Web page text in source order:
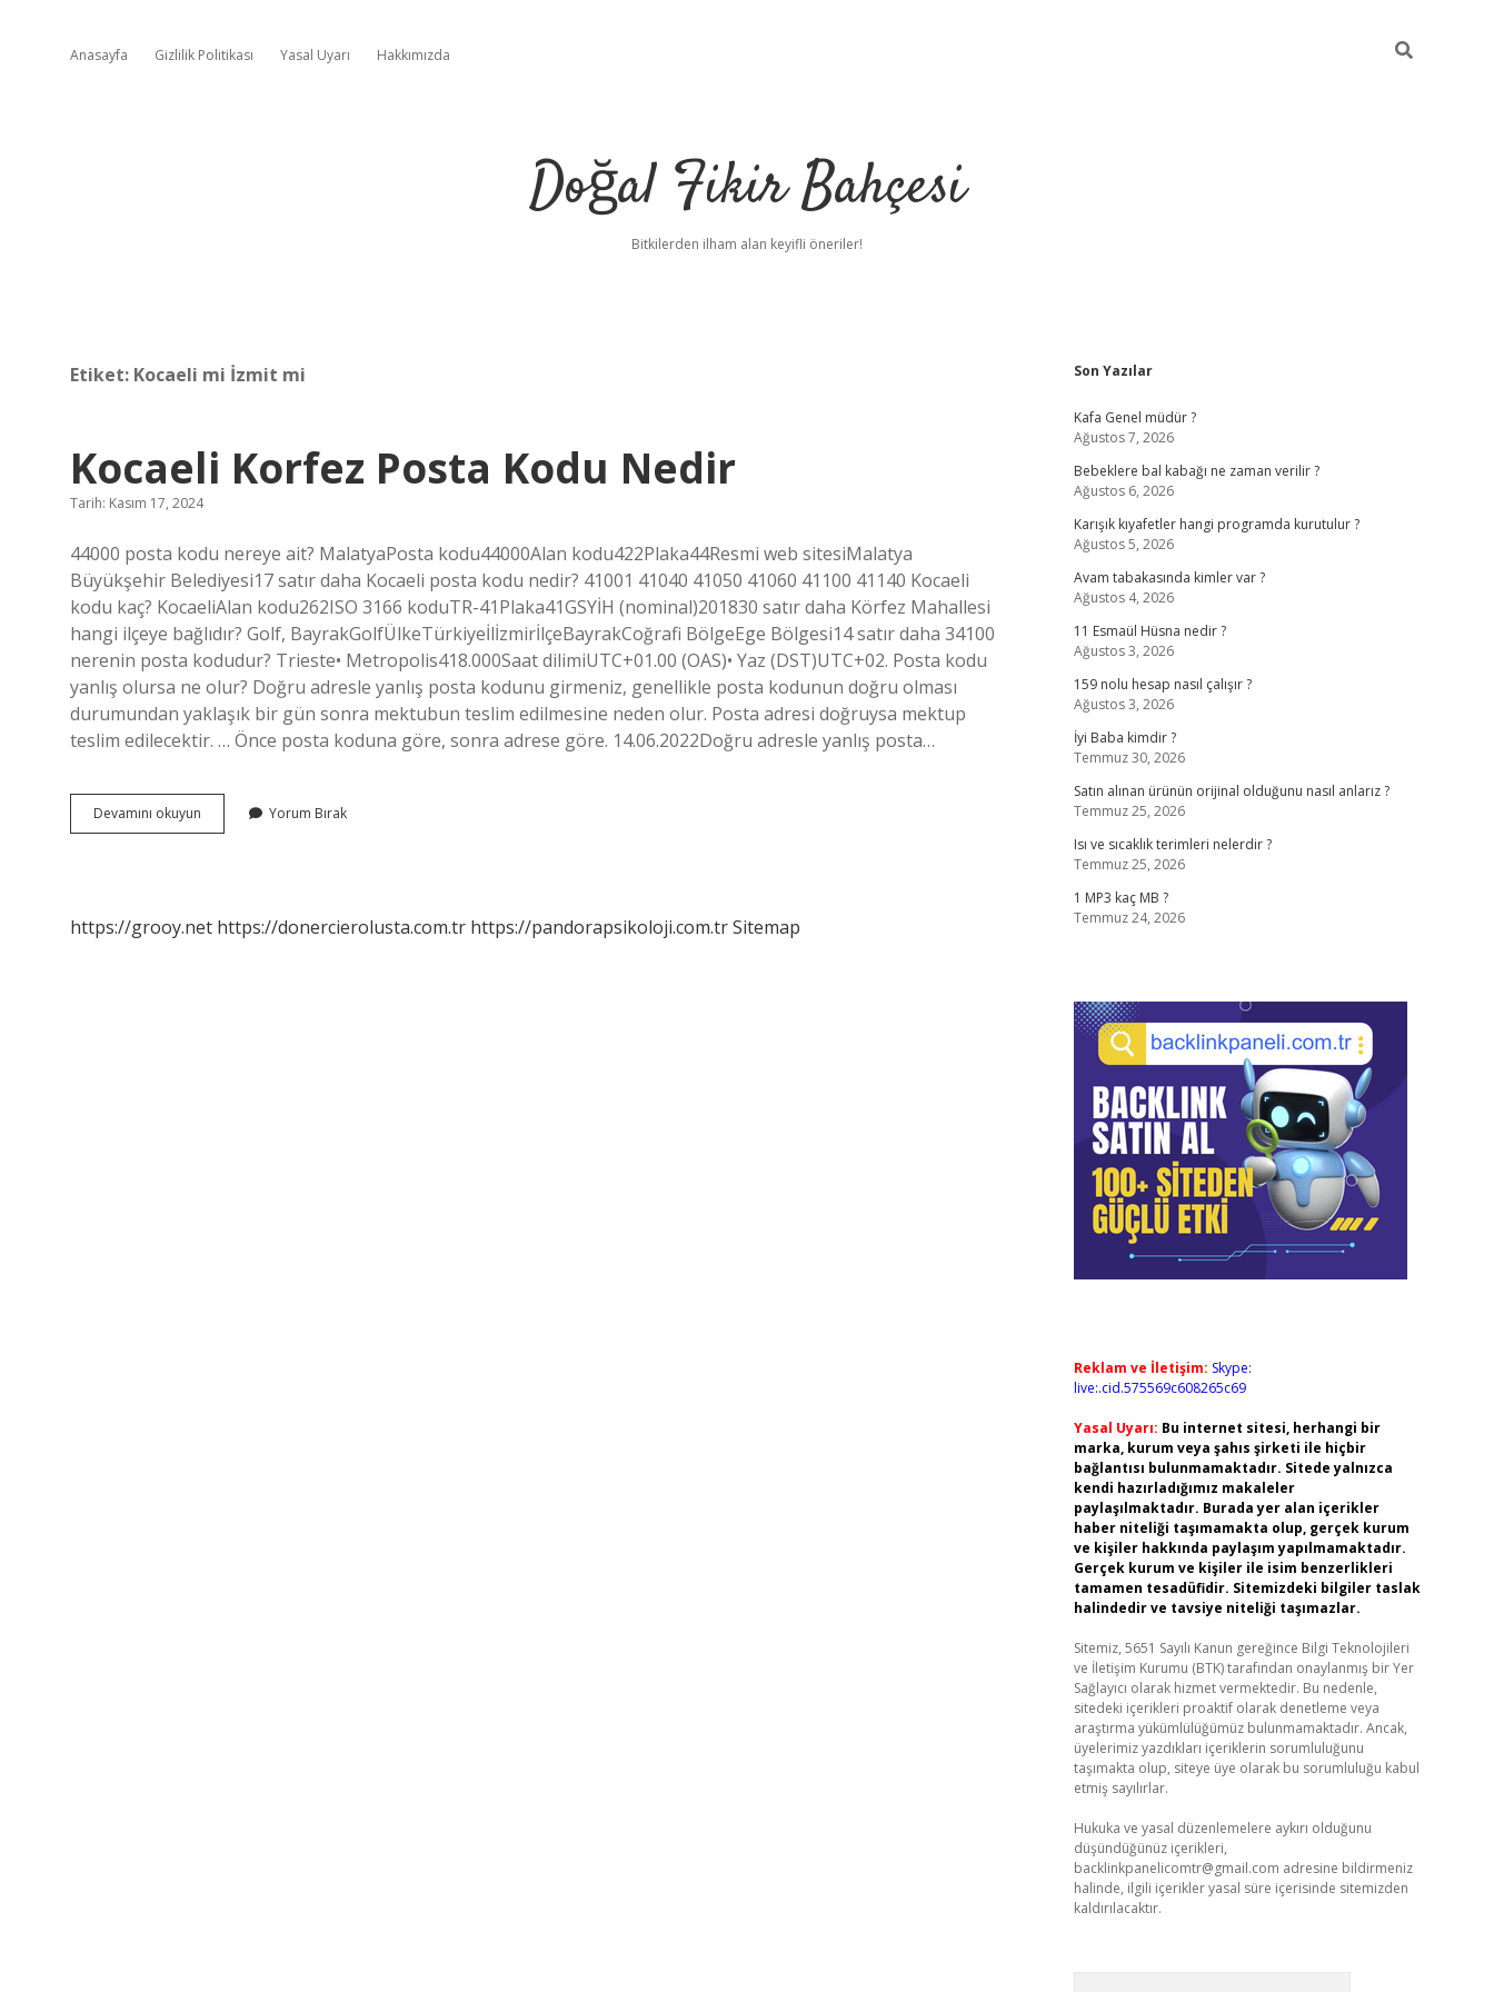
Anasayfa Gizlilik Politikası Yasal Uyarı Hakkımızda
Doğal Fikir Bahçesi
Bitkilerden ilham alan keyifli öneriler!
Etiket: Kocaeli mi İzmit mi
Kocaeli Korfez Posta Kodu Nedir
Tarih: Kasım 17, 2024
44000 posta kodu nereye ait? MalatyaPosta kodu44000Alan kodu422Plaka44Resmi web sitesiMalatya
Büyükşehir Belediyesi17 satır daha Kocaeli posta kodu nedir? 41001 41040 41050 41060 41100 41140 Kocaeli
kodu kaç? KocaeliAlan kodu262ISO 3166 koduTR-41Plaka41GSYİH (nominal)201830 satır daha Körfez Mahallesi
hangi ilçeye bağlıdır? Golf, BayrakGolfÜlkeTürkiyeİlİzmirİlçeBayrakCoğrafi BölgeEge Bölgesi14 satır daha 34100
nerenin posta kodudur? Trieste• Metropolis418.000Saat dilimiUTC+01.00 (OAS)• Yaz (DST)UTC+02. Posta kodu
yanlış olursa ne olur? Doğru adresle yanlış posta kodunu girmeniz, genellikle posta kodunun doğru olması
durumundan yaklaşık bir gün sonra mektubun teslim edilmesine neden olur. Posta adresi doğruysa mektup
teslim edilecektir. … Önce posta koduna göre, sonra adrese göre. 14.06.2022Doğru adresle yanlış posta…
Devamını okuyun
Korfez
Yorum Bırak
https://grooy.net https://donercierolusta.com.tr https://pandorapsikoloji.com.trSitemap
Sidebar
Son Yazılar
Kafa Genel müdür ?
Ağustos 7, 2026
Bebeklere bal kabağı ne zaman verilir ?
Ağustos 6, 2026
Karışık kıyafetler hangi programda kurutulur ?
Ağustos 5, 2026
Avam tabakasında kimler var ?
Ağustos 4, 2026
11 Esmaül Hüsna nedir ?
Ağustos 3, 2026
159 nolu hesap nasıl çalışır ?
Ağustos 3, 2026
İyi Baba kimdir ?
Temmuz 30, 2026
Satın alınan ürünün orijinal olduğunu nasıl anlarız ?
Temmuz 25, 2026
Isı ve sıcaklık terimleri nelerdir ?
Temmuz 25, 2026
1 MP3 kaç MB ?
Temmuz 24, 2026
Reklam ve İletişim: Skype:
live:.cid.575569c608265c69
Yasal Uyarı: Bu internet sitesi, herhangi bir
marka, kurum veya şahıs şirketi ile hiçbir
bağlantısı bulunmamaktadır. Sitede yalnızca
kendi hazırladığımız makaleler
paylaşılmaktadır. Burada yer alan içerikler
haber niteliği taşımamakta olup, gerçek kurum
ve kişiler hakkında paylaşım yapılmamaktadır.
Gerçek kurum ve kişiler ile isim benzerlikleri
tamamen tesadüfidir. Sitemizdeki bilgiler taslak
halindedir ve tavsiye niteliği taşımazlar.
Sitemiz, 5651 Sayılı Kanun gereğince Bilgi Teknolojileri
ve İletişim Kurumu (BTK) tarafından onaylanmış bir Yer
Sağlayıcı olarak hizmet vermektedir. Bu nedenle,
sitedeki içerikleri proaktif olarak denetleme veya
araştırma yükümlülüğümüz bulunmamaktadır. Ancak,
üyelerimiz yazdıkları içeriklerin sorumluluğunu
taşımakta olup, siteye üye olarak bu sorumluluğu kabul
etmiş sayılırlar.
Hukuka ve yasal düzenlemelere aykırı olduğunu
düşündüğünüz içerikleri,
backlinkpanelicomtr@gmail.com adresine bildirmeniz
halinde, ilgili içerikler yasal süre içerisinde sitemizden
kaldırılacaktır.